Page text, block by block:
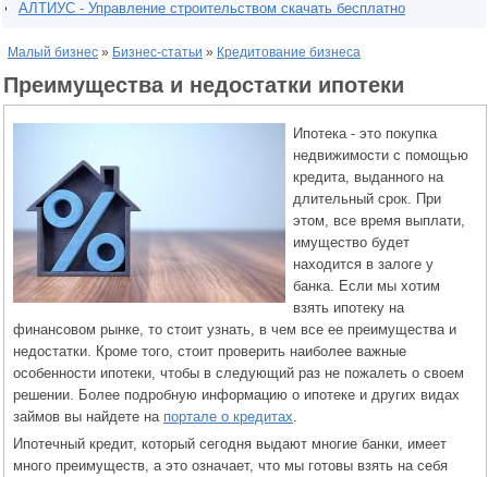
АЛТИУС - Управление строительством скачать бесплатно
Малый бизнес » Бизнес-статьи » Кредитование бизнеса
Преимущества и недостатки ипотеки
Ипотека - это покупка
недвижимости с помощью
кредита, выданного на
длительный срок. При
этом, все время выплати,
имущество будет
находится в залоге у
банка. Если мы хотим
взять ипотеку на
финансовом рынке, то стоит узнать, в чем все ее преимущества и
недостатки. Кроме того, стоит проверить наиболее важные
особенности ипотеки, чтобы в следующий раз не пожалеть о своем
решении. Более подробную информацию о ипотеке и других видах
займов вы найдете на портале о кредитах
Ипотечный кредит, который сегодня выдают многие банки, имеет
много преимуществ, а это означает, что мы готовы взять на себя